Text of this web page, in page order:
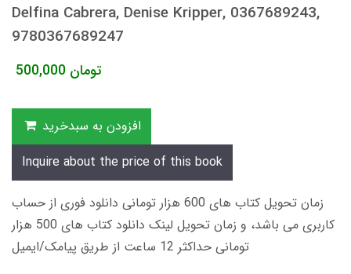
Delfina Cabrera, Denise Kripper, 0367689243,
9780367689247
500,000 تومان
افزودن به سبدخرید
Inquire about the price of this book
زمان تحویل کتاب های 600 هزار تومانی دانلود فوری از حساب
کاربری می باشد، و زمان تحویل لینک دانلود کتاب های 500 هزار
تومانی حداکثر 12 ساعت از طریق پیامک/ایمیل